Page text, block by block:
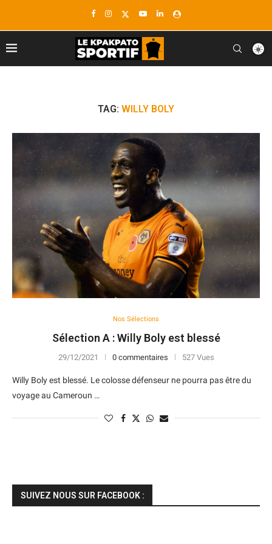
TAG: WILLY BOLY
Nos Sélections
Sélection A : Willy Boly est blessé
29/12/2021 0 commentaires 527 Vues
Willy Boly est blessé. Le colosse défenseur ne pourra pas être du
voyage au Cameroun …
SUIVEZ NOUS SUR FACEBOOK :